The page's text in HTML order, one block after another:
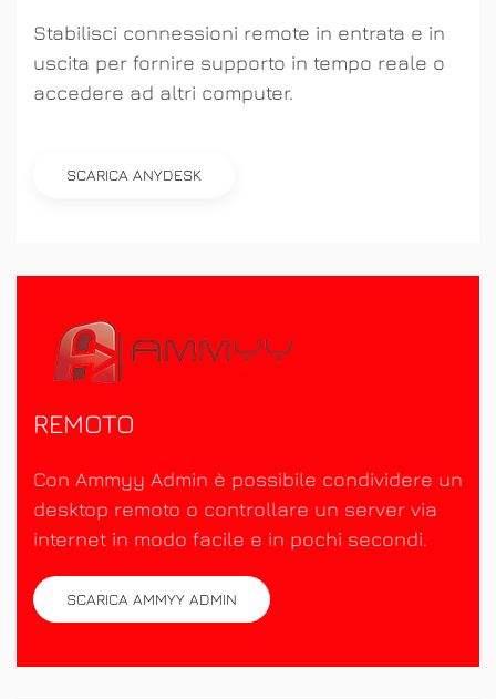
Stabilisci connessioni remote in entrata e in
uscita per fornire supporto in tempo reale o
accedere ad altri computer.
SCARICA ANYDESK
REMOTO
Con Ammyy Admin è possibile condividere un
desktop remoto o controllare un server via
internet in modo facile e in pochi secondi.
SCARICA AMMYY ADMIN